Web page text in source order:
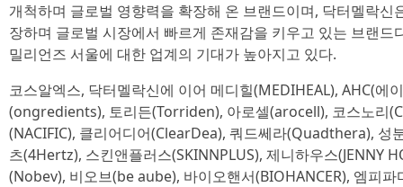
개척하며 글로벌 영향력을 확장해 온 브랜드이며, 닥터멜락
장하며 글로벌 시장에서 빠르게 존재감을 키우고 있는 브랜드
밀리언즈 서울에 대한 업계의 기대가 높아지고 있다.
코스알엑스, 닥터멜락신에 이어 메디힐(MEDIHEAL), AHC(에
(ongredients), 토리든(Torriden), 아로셀(arocell), 코스노리
(NACIFIC), 클리어디어(ClearDea), 쿼드쎄라(Quadthera),
츠(4Hertz), 스킨앤플러스(SKINNPLUS), 제니하우스(JENNY
(Nobev), 비오브(be aube), 바이오핸서(BIOHANCER), 엠피